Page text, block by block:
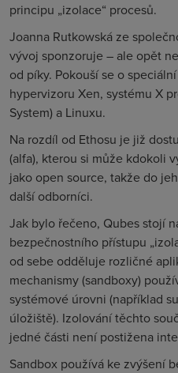
principu „izolace“ procesů.
Joanna Rutkowská ze
vývoj sponzoruje – ale opět
od píky. Pokouší se o
hypervizoru Xen, systému X
System) a Linuxu.
Na rozdíl od Ethosu je již
(alfa), kterou si může kdokoli
jako open source, takže do
další odborníci.
Jak bylo řečeno, Qubes stojí
bezpečnostního přístupu
od sebe odděluje rozličné
mechanismy (sandboxy)
systémové úrovni (například
úložiště). Izolování těchto
jedné části není postižena
Sandbox používá ke zvýšení